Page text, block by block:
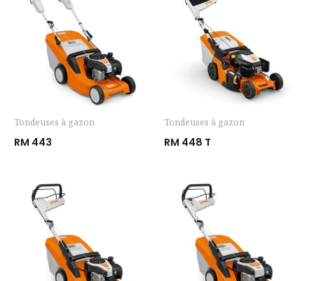
Tondeuses à gazon
RM 443
Tondeuses à gazon
RM 448 T